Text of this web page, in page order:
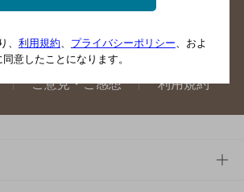
掲載店舗様ログイン
ご意見・ご感想 利用規約
、 利用規約 プライバシーポリシー 、およ
意したことになります。